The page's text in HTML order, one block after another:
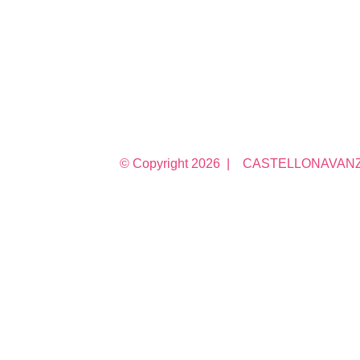
© Copyright 2026 |